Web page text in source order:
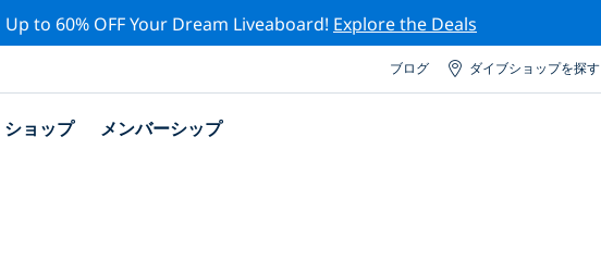
Up to 60% OFF Your Dream Liveaboard! Explore the Deals
ブログ ダイブショップを探す
ショップ メンバーシップ